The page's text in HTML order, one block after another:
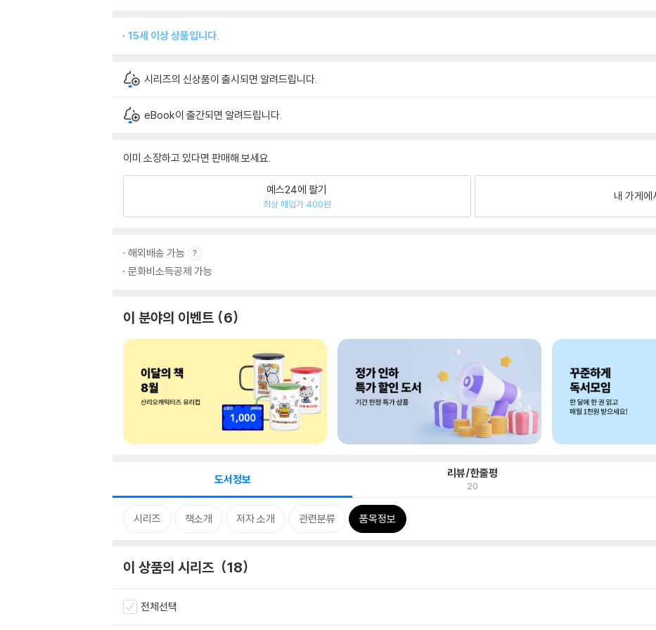
15세 이상 상품입니다.
시리즈의 신상품이 출시되면 알려드립니다.
eBook이 출간되면 알려드립니다.
이미 소장하고 있다면 판매해 보세요.
예스24에 팔기
최상 매입가 400원
내 가게에
해외배송 가능
문화비소득공제 가능
이 분야의 이벤트 6
도서정보 리뷰/한줄평
20
시리즈 책소개 저자 소개 관련분류 품목정보
이 상품의 시리즈 18
전체선택